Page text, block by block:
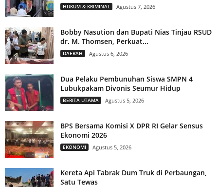
HUKUM & KRIMINAL Agustus 7, 2026
Bobby Nasution dan Bupati Nias Tinjau RSUD
dr. M. Thomsen, Perkuat...
DAERAH Agustus 6, 2026
Dua Pelaku Pembunuhan Siswa SMPN 4
Lubukpakam Divonis Seumur Hidup
BERITA UTAMA Agustus 5, 2026
BPS Bersama Komisi X DPR RI Gelar Sensus
Ekonomi 2026
EKONOMI Agustus 5, 2026
Kereta Api Tabrak Dum Truk di Perbaungan,
Satu Tewas